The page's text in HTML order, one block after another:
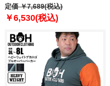
定価 ￥7,689(税込)
￥6,530(税込)